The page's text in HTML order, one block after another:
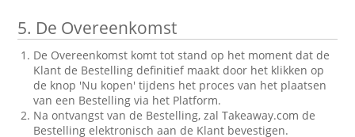
5. De Overeenkomst
De Overeenkomst komt tot stand op het moment dat de
Klant de Bestelling definitief maakt door het klikken op
de knop 'Nu kopen' tijdens het proces van het plaatsen
van een Bestelling via het Platform.
Na ontvangst van de Bestelling, zal Takeaway.com de
Bestelling elektronisch aan de Klant bevestigen.